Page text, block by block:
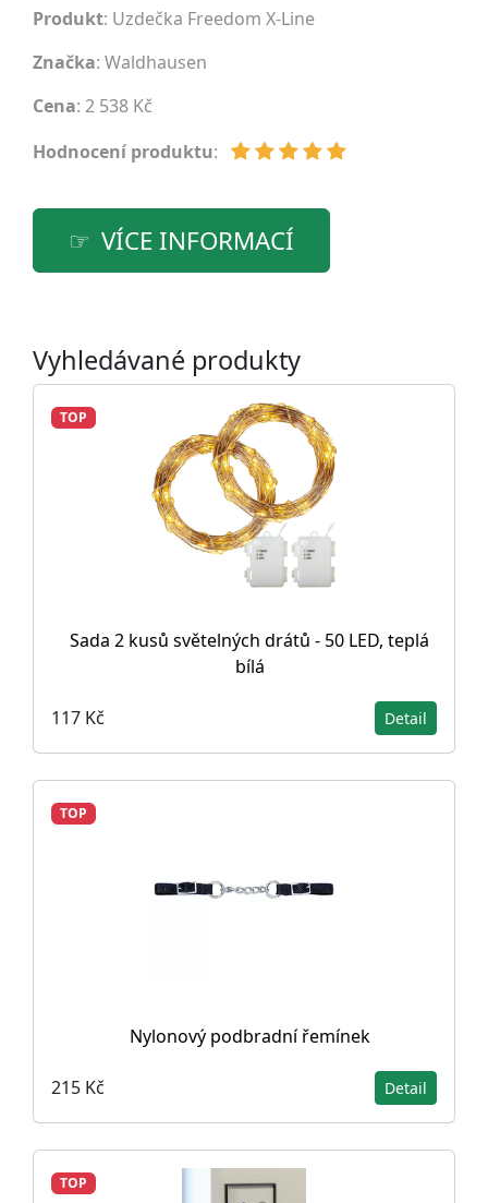
Produkt: Uzdečka Freedom X-Line
Značka: Waldhausen
Cena: 2 538 Kč
Hodnocení produktu:
VÍCE INFORMACÍ
Vyhledávané produkty
TOP
Sada 2 kusů světelných drátů - 50 LED, teplá
bílá
117 Kč Detail
TOP
Nylonový podbradní řemínek
215 Kč Detail
TOP